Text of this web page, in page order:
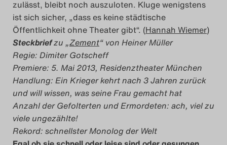
zulässt, bleibt noch auszuloten. Kluge wenigstens
ist sich sicher, „dass es keine städtische
Öffentlichkeit ohne Theater gibt“. (Hannah Wiemer)
Steckbriefzu „Zement“ von Heiner Müller
Regie: Dimiter Gotscheff
Premiere: 5. Mai 2013, Residenztheater München
Handlung: Ein Krieger kehrt nach 3 Jahren zurück
und will wissen, was seine Frau gemacht hat
Anzahl der Gefolterten und Ermordeten: ach, viel zu
viele ungezählte!
Rekord: schnellster Monolog der Welt